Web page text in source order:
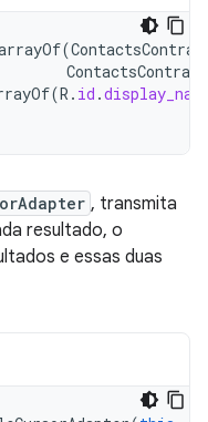
(
ContactsContract
(R . id .
, transmita
resultado, o
e essas duas